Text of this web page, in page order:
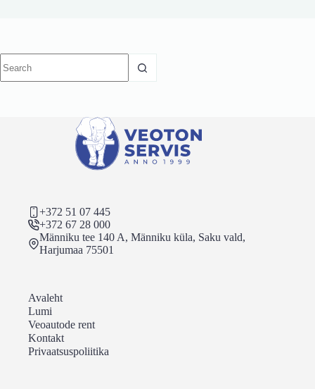
results
+372 51 07 445
+372 67 28 000
Männiku tee 140 A, Männiku küla, Saku vald,
Harjumaa 75501
Avaleht
Lumi
Veoautode rent
Kontakt
Privaatsuspoliitika